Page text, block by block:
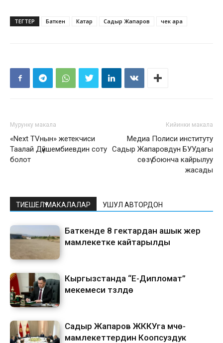
ТЕГТЕР Баткен Катар Садыр Жапаров чек ара
Мурунку макала
«Next TVнын» жетекчиси
Таалай Дүйшембиевдин соту
болот
Кийинки макала
Медиа Полиси институту
Садыр Жапаровдун БУУдагы
сөзү боюнча кайрылуу
жасады
ТИЕШЕЛҮҮ МАКАЛАЛАР УШУЛ АВТОРДОН
Баткенде 8 гектардан ашык жер
мамлекетке кайтарылды
Кыргызстанда “Е-Дипломат”
мекемеси түзүлүүдө
Садыр Жапаров ЖККУга мүчө-
мамлекеттердин Коопсуздук